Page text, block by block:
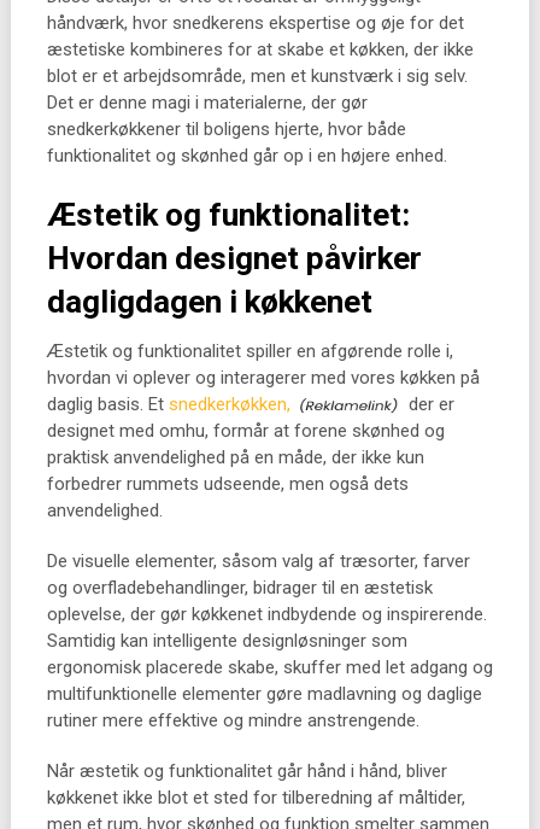
håndværk, hvor snedkerens ekspertise og øje for det
æstetiske kombineres for at skabe et køkken, der ikke
blot er et arbejdsområde, men et kunstværk i sig selv.
Det er denne magi i materialerne, der gør
snedkerkøkkener til boligens hjerte, hvor både
funktionalitet og skønhed går op i en højere enhed.
Æstetik og funktionalitet:
Hvordan designet påvirker
dagligdagen i køkkenet
Æstetik og funktionalitet spiller en afgørende rolle i,
hvordan vi oplever og interagerer med vores køkken på
daglig basis. Et snedkerkøkken,
der er
designet med omhu, formår at forene skønhed og
praktisk anvendelighed på en måde, der ikke kun
forbedrer rummets udseende, men også dets
anvendelighed.
De visuelle elementer, såsom valg af træsorter, farver
og overfladebehandlinger, bidrager til en æstetisk
oplevelse, der gør køkkenet indbydende og inspirerende.
Samtidig kan intelligente designløsninger som
ergonomisk placerede skabe, skuffer med let adgang og
multifunktionelle elementer gøre madlavning og daglige
rutiner mere effektive og mindre anstrengende.
Når æstetik og funktionalitet går hånd i hånd, bliver
køkkenet ikke blot et sted for tilberedning af måltider,
men et rum, hvor skønhed og funktion smelter sammen